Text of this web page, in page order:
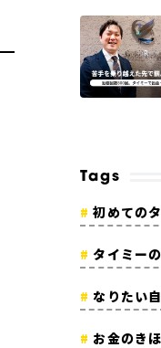
Tags
初めての
タイミー
なりたい
お金のき